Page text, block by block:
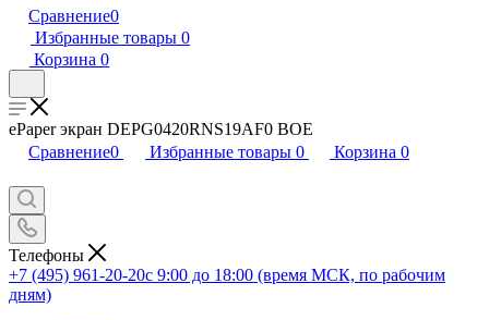
Сравнение0
Избранные товары 0
Корзина 0
ePaper экран DEPG0420RNS19AF0 BOE
Сравнение0 Избранные товары 0 Корзина 0
Телефоны
+7 (495) 961-20-20с 9:00 до 18:00 (время МСК, по рабочим
дням)